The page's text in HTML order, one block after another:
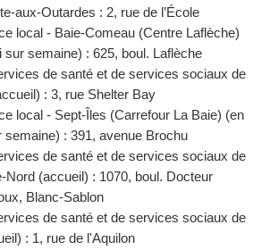
aux-Outardes : 2, rue de l’École
local - Baie-Comeau (Centre Laflèche)
sur semaine) : 625, boul. Laflèche
de santé et de services sociaux de
: 3, rue Shelter Bay
local - Sept-Îles (Carrefour La Baie) (en
semaine) : 391, avenue Brochu
de santé et de services sociaux de
Nord (accueil) : 1070, boul. Docteur
Blanc-Sablon
de santé et de services sociaux de
: 1, rue de l'Aquilon